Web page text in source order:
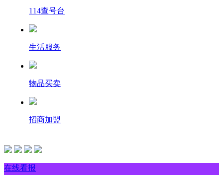
114查号台
生活服务
物品买卖
招商加盟
在线看报